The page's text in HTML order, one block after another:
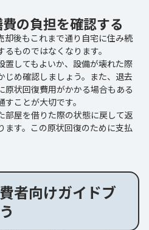
の負担を確認する
却後もこれまで通り自宅に住み続
ものではなくなります。
置してもよいか、設備が壊れた際
じめ確認しましょう。また、退去
原状回復費用がかかる場合もある
ことが大切です。
部屋を借りた際の状態に戻して返
ます。この原状回復のために支払
者向けガイドブ